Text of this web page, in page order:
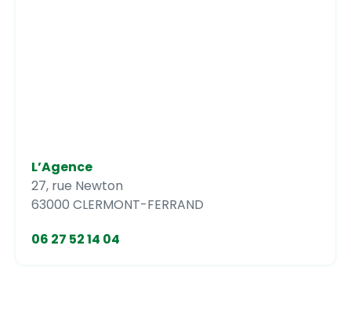
L’Agence
27, rue Newton
63000 CLERMONT-FERRAND
06 27 52 14 04